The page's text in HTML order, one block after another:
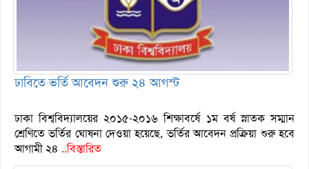
ঢাবিতে ভর্তি আবেদন শুরু ২৪ আগস্ট
ঢাকা বিশ্ববিদ্যালয়ের ২০১৫-২০১৬ শিক্ষাবর্ষে ১ম বর্ষ স্নাতক সম্মান
শ্রেণিতে ভর্তির ঘোষনা দেওয়া হয়েছে, ভর্তির আবেদন প্রক্রিয়া শুরু হবে
আগামী ২৪ ..বিস্তারিত